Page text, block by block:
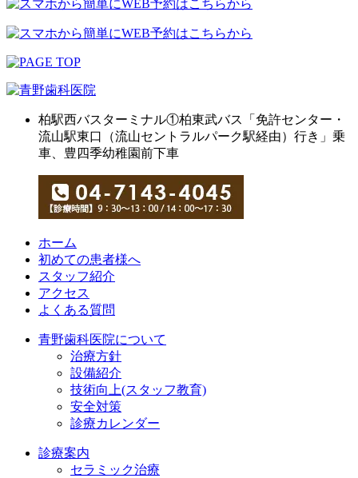
柏駅西バスターミナル①柏東武バス「免許センター・
流山駅東口（流山セントラルパーク駅経由）行き」乗
車、豊四季幼稚園前下車
ホーム
初めての患者様へ
スタッフ紹介
アクセス
よくある質問
青野歯科医院について
治療方針
設備紹介
技術向上(スタッフ教育)
安全対策
診療カレンダー
診療案内
セラミック治療